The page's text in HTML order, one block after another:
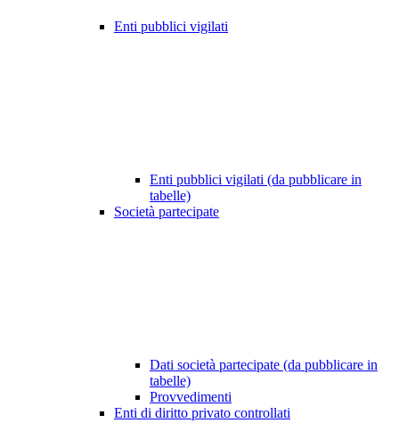
Enti pubblici vigilati
Enti pubblici vigilati (da pubblicare in
tabelle)
Società partecipate
Dati società partecipate (da pubblicare in
tabelle)
Provvedimenti
Enti di diritto privato controllati